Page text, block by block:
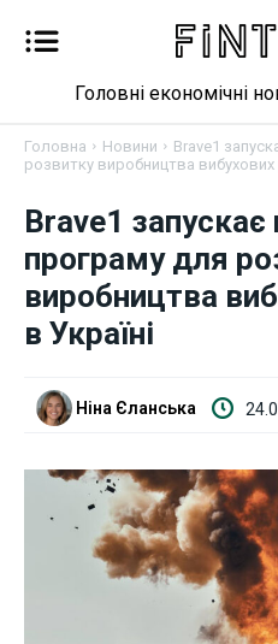
Новини
Бізнес
Фінанси
Валютний ринок
Робота і освіта
Публікації
Головні економічні
Головна Новини
Brave1
розвитку виробництва вибухових
Brave1 запускає
програму для
виробництва
в Україні
Ніна Єланська